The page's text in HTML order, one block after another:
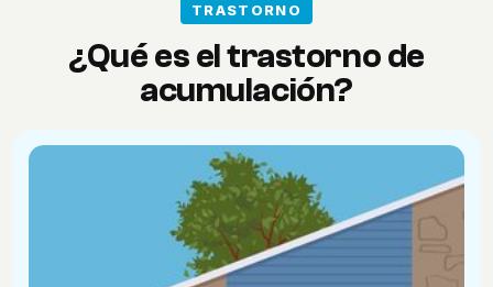
TRASTORNO
¿Qué es el trastorno de
acumulación?